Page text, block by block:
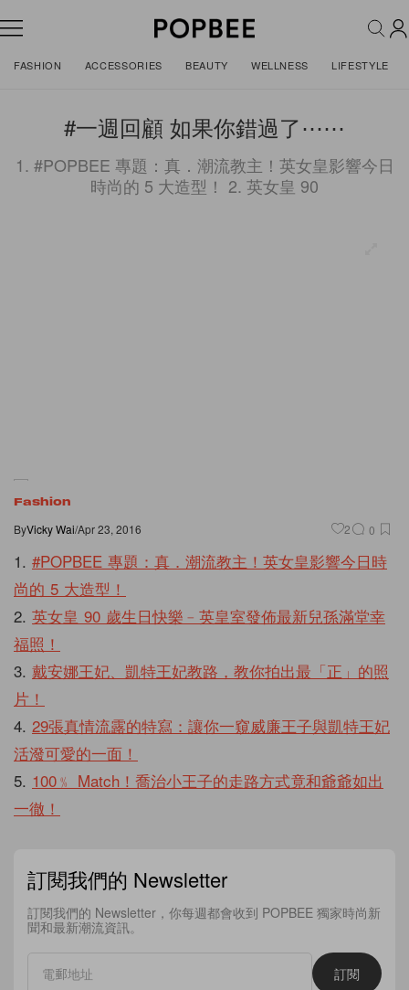
FASHION ACCESSORIES BEAUTY WELLNESS LIFESTYLE
#一週回顧 如果你錯過了⋯⋯
1. #POPBEE 專題：真．潮流教主！英女皇影響今日
時尚的 5 大造型！ 2. 英女皇 90
Fashion
ByVicky Wai/Apr 23, 2016 2 0
1. #POPBEE 專題：真．潮流教主！英女皇影響今日時
尚的 5 大造型！
2. 英女皇 90 歲生日快樂﹣英皇室發佈最新兒孫滿堂幸
福照！
3. 戴安娜王妃、凱特王妃教路，教你拍出最「正」的照
片！
4. 29張真情流露的特寫：讓你一窺威廉王子與凱特王妃
活潑可愛的一面！
5. 100﹪ Match！喬治小王子的走路方式竟和爺爺如出
一徹！
訂閱我們的 Newsletter
訂閱我們的 Newsletter，你每週都會收到 POPBEE 獨家時尚新
聞和最新潮流資訊。
訂閱